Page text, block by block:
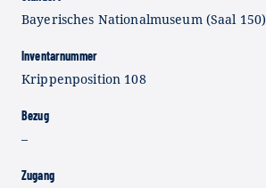
Bayerisches Nationalmuseum (Saal 150)
Inventarnummer
Krippenposition 108
Bezug
–
Zugang